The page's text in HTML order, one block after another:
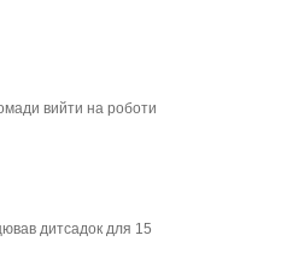
вийти на роботи
дитсадок для 15